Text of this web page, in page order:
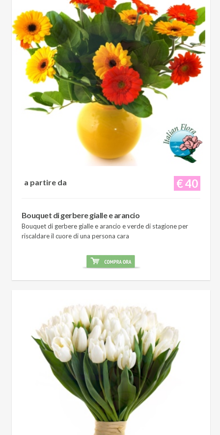
€ 40
a partire da
Bouquet di gerbere gialle e arancio
Bouquet di gerbere gialle e arancio e verde di stagione per
riscaldare il cuore di una persona cara